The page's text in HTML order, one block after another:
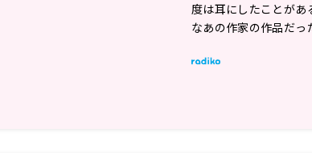
度は耳にしたことがあ
なあの作家の作品だ